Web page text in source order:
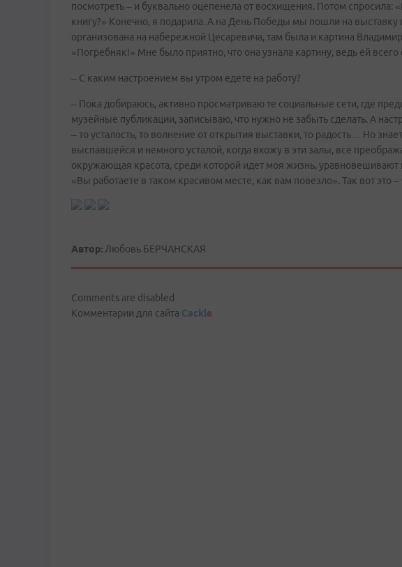
посмотреть – и буквально оцепенела от восхищения. Потом
книгу?» Конечно, я подарила. А на День Победы мы пошли на
организована на набережной Цесаревича, там была и картина
«Погребняк!» Мне было приятно, что она узнала картину, ведь ей всего
– С каким настроением вы утром едете на работу?
– Пока добираюсь, активно просматриваю те социальные сети, где
музейные публикации, записываю, что нужно не забыть сделать. А
– то усталость, то волнение от открытия выставки, то радость… Но
выспавшейся и немного усталой, когда вхожу в эти залы, все
окружающая красота, среди которой идет моя жизнь, уравновешивают
«Вы работаете в таком красивом месте, как вам повезло». Так вот это –
Автор: Любовь БЕРЧАНСКАЯ
Comments are disabled
Комментарии для сайта Cackle